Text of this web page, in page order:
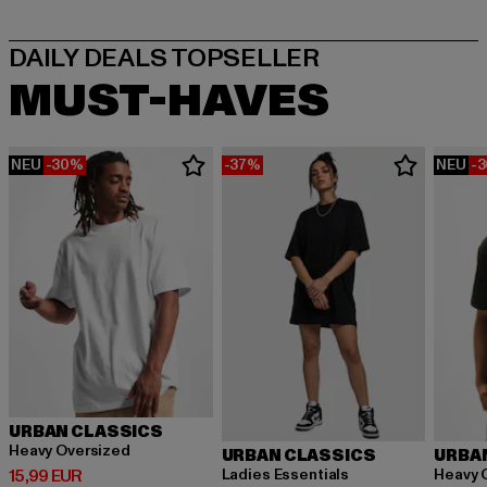
MUST-HAVES
NEU -30%
URBAN CLASSICS
Heavy Oversized
15,99 EUR
Derzeitiger Preis: 15,99 EUR
-37%
URBAN CLASSICS
Ladies Essentials
NEU -
Heavy